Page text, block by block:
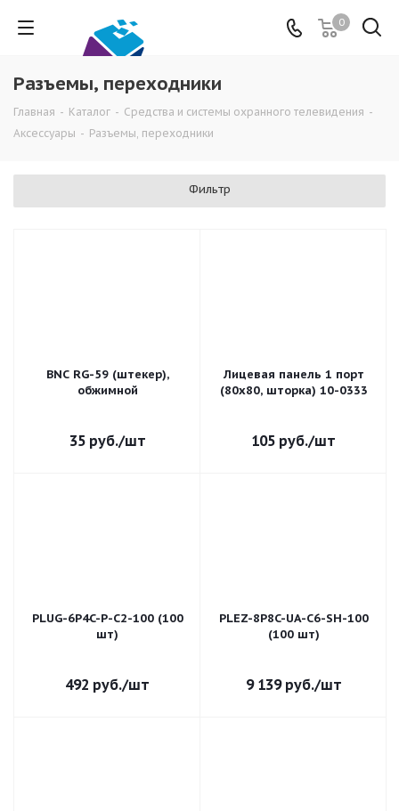
0
Разъемы, переходники
Главная - Каталог - Средства и системы охранного телевидения -
Аксессуары - Разъемы, переходники
Фильтр
BNC RG-59 (штекер),
обжимной
35руб./шт
Лицевая панель 1 порт
(80х80, шторка) 10-0333
105 руб./шт
PLUG-6P4C-P-C2-100 (100
шт)
492 руб./шт
PLEZ-8P8C-UA-C6-SH-100
(100 шт)
9 139руб./шт